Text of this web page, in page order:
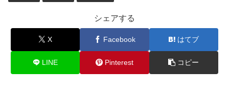
シェアする
X Facebook はてブ
LINE Pinterest コピー